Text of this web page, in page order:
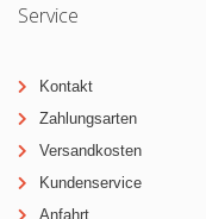
Service
Kontakt
Zahlungsarten
Versandkosten
Kundenservice
Anfahrt